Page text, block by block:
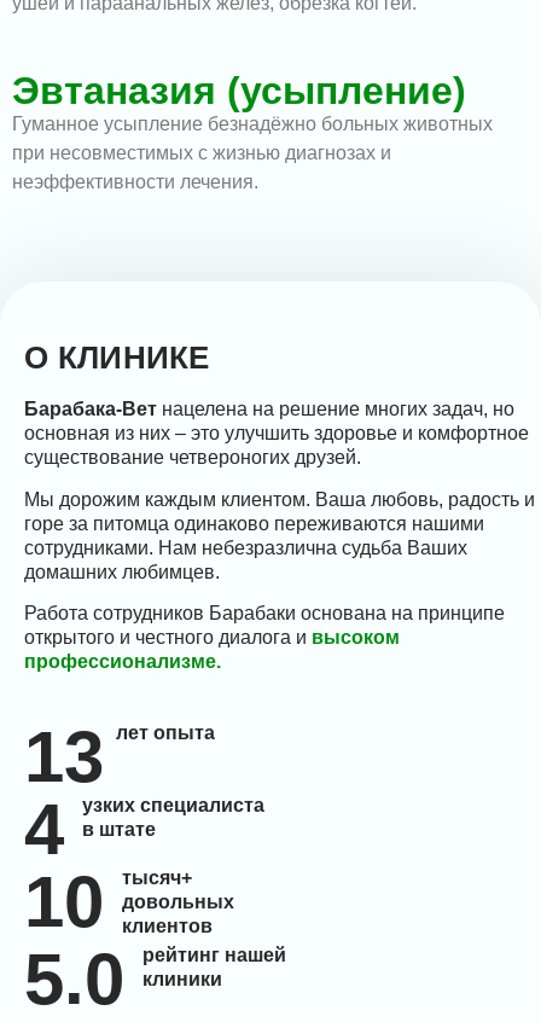
Эвтаназия (усыпление)
Гуманное усыпление безнадёжно больных животных
при несовместимых с жизнью диагнозах и
неэффективности лечения.
О КЛИНИКЕ
Барабака-Вет нацелена на решение многих задач, но
основная из них ‒ это улучшить здоровье и комфортное
существование четвероногих друзей.
Мы дорожим каждым клиентом. Ваша любовь, радость и
горе за питомца одинаково переживаются нашими
сотрудниками. Нам небезразлична судьба Ваших
домашних любимцев.
Работа сотрудников Барабаки основана на принципе
открытого и честного диалога и высоком
профессионализме.
13 лет опыта
4
узких специалиста
в штате
10
тысяч+
довольных
клиентов
5.0
рейтинг нашей
клиники